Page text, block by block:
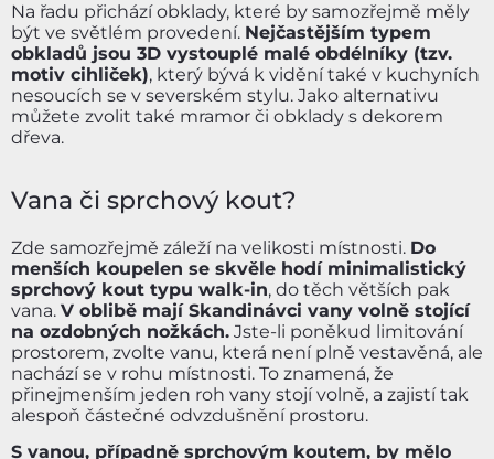
Na řadu přichází obklady, které by samozřejmě měly
být ve světlém provedení. Nejčastějším typem
obkladů jsou 3D vystouplé malé obdélníky (tzv.
motiv cihliček), který bývá k vidění také v kuchyních
nesoucích se v severském stylu. Jako alternativu
můžete zvolit také mramor či obklady s dekorem
dřeva.
Vana či sprchový kout?
Zde samozřejmě záleží na velikosti místnosti. Do
menších koupelen se skvěle hodí minimalistický
sprchový kout typu walk-in, do těch větších pak
vana. V oblibě mají Skandinávci vany volně stojící
na ozdobných nožkách. Jste-li poněkud limitování
prostorem, zvolte vanu, která není plně vestavěná, ale
nachází se v rohu místnosti. To znamená, že
přinejmenším jeden roh vany stojí volně, a zajistí tak
alespoň částečné odvzdušnění prostoru.
S vanou, případně sprchovým koutem, by mělo